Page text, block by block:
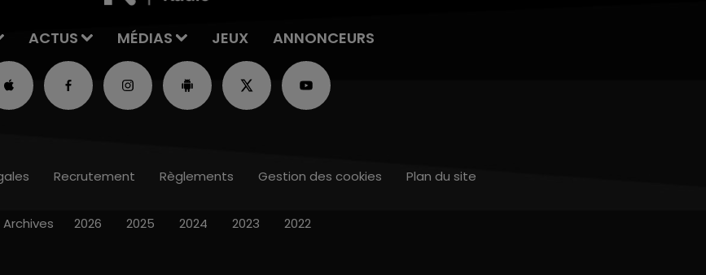
ACTUS MÉDIAS JEUX ANNONCEURS
Recrutement Règlements Gestion des cookies Plan du site
Archives 2026 2025 2024 2023 2022